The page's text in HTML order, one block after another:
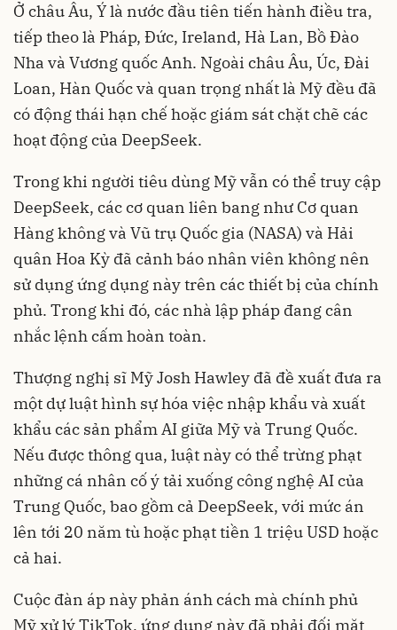
Ở châu Âu, Ý là nước đầu tiên tiến hành điều tra,
tiếp theo là Pháp, Đức, Ireland, Hà Lan, Bồ Đào
Nha và Vương quốc Anh. Ngoài châu Âu, Úc, Đài
Loan, Hàn Quốc và quan trọng nhất là Mỹ đều đã
có động thái hạn chế hoặc giám sát chặt chẽ các
hoạt động của DeepSeek.
Trong khi người tiêu dùng Mỹ vẫn có thể truy cập
DeepSeek, các cơ quan liên bang như Cơ quan
Hàng không và Vũ trụ Quốc gia (NASA) và Hải
quân Hoa Kỳ đã cảnh báo nhân viên không nên
sử dụng ứng dụng này trên các thiết bị của chính
phủ. Trong khi đó, các nhà lập pháp đang cân
nhắc lệnh cấm hoàn toàn.
Thượng nghị sĩ Mỹ Josh Hawley đã đề xuất đưa ra
một dự luật hình sự hóa việc nhập khẩu và xuất
khẩu các sản phẩm AI giữa Mỹ và Trung Quốc.
Nếu được thông qua, luật này có thể trừng phạt
những cá nhân cố ý tải xuống công nghệ AI của
Trung Quốc, bao gồm cả DeepSeek, với mức án
lên tới 20 năm tù hoặc phạt tiền 1 triệu USD hoặc
cả hai.
Cuộc đàn áp này phản ánh cách mà chính phủ
Mỹ xử lý TikTok, ứng dụng này đã phải đối mặt